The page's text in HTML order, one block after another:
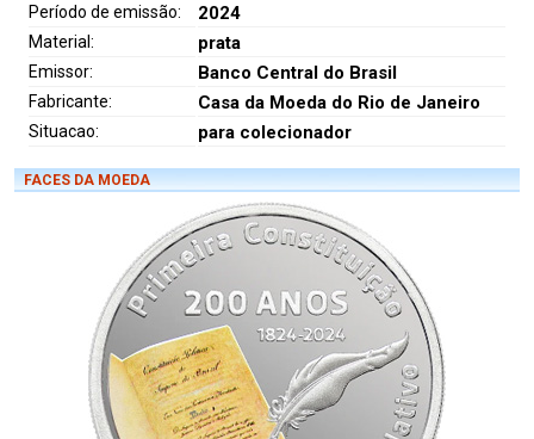
Período de emissão: 2024
Material: prata
Emissor: Banco Central do Brasil
Fabricante: Casa da Moeda do Rio de Janeiro
Situacao: para colecionador
FACES DA MOEDA